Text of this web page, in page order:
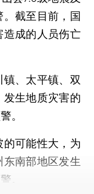
截至目前，国
造成的人员伤亡
、太平镇、双
生地质灾害的
。
可能性大，为
南部地区发生
。